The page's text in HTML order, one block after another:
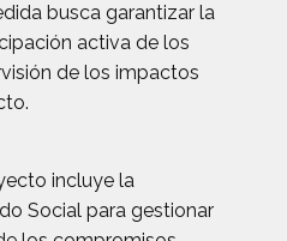
busca garantizar la
activa de los
de los impactos
incluye la
Social para gestionar